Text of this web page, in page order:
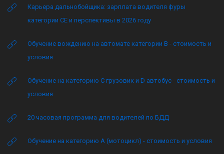
Карьера дальнобойщика: зарплата водителя фуры
категории CE и перспективы в 2026 году
Обучение вождению на автомате категории B - стоимость и
условия
Обучение на категорию C грузовик и D автобус - стоимость и
условия
20 часовая программа для водителей по БДД
Обучение на категорию А (мотоцикл) - стоимость и условия